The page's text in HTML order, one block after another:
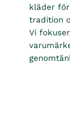
kläder
tradition
Vi